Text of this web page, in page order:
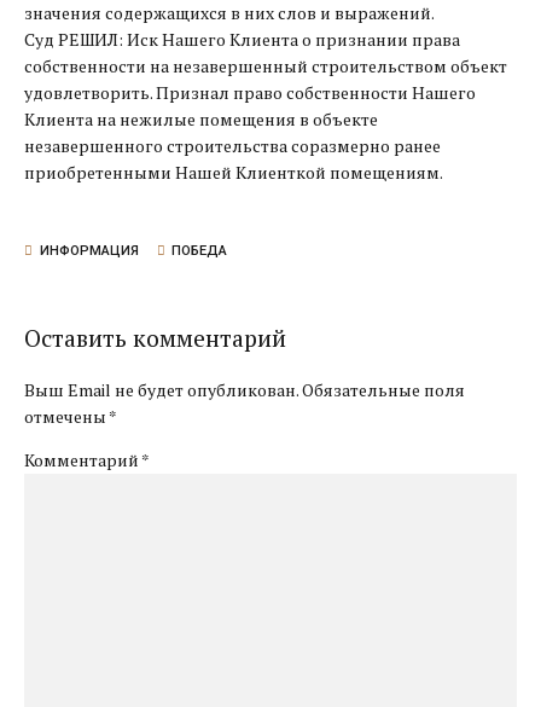
значения содержащихся в них слов и выражений.
Суд РЕШИЛ: Иск Нашего Клиента о признании права
собственности на незавершенный строительством объект
удовлетворить. Признал право собственности Нашего
Клиента на нежилые помещения в объекте
незавершенного строительства соразмерно ранее
приобретенными Нашей Клиенткой помещениям.
ИНФОРМАЦИЯ ПОБЕДА
Оставить комментарий
Выш Email не будет опубликован. Обязательные поля
отмечены *
Комментарий *